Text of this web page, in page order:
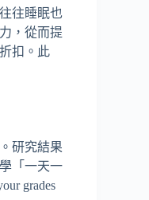
往睡眠也
，從而提
扣。此
研究結果
「一天一
grades